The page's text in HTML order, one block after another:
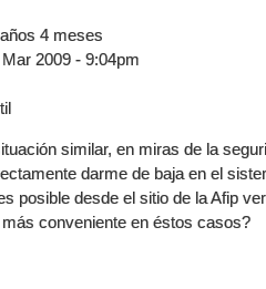
4 meses
2009 - 9:04pm
similar, en miras de la
darme de baja en el
posible desde el sitio de la Afip
conveniente en éstos casos?